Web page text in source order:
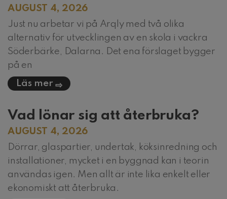
AUGUST 4, 2026
Just nu arbetar vi på Arqly med två olika
alternativ för utvecklingen av en skola i vackra
Söderbärke, Dalarna. Det ena förslaget bygger
på en
Läs mer
Vad lönar sig att återbruka?
AUGUST 4, 2026
Dörrar, glaspartier, undertak, köksinredning och
installationer, mycket i en byggnad kan i teorin
användas igen. Men allt är inte lika enkelt eller
ekonomiskt att återbruka.